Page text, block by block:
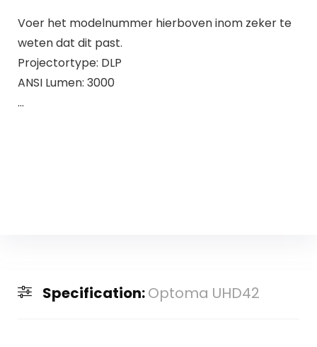
Voer het modelnummer hierboven inom zeker te
weten dat dit past.
Projectortype: DLP
ANSI Lumen: 3000
…
Specification:Optoma UHD42